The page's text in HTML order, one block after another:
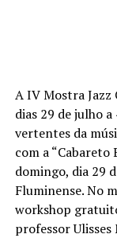
A IV Mostra Jazz
dias 29 de julho
vertentes da
com a “Cabareto
domingo, dia 29
Fluminense. No
workshop
professor